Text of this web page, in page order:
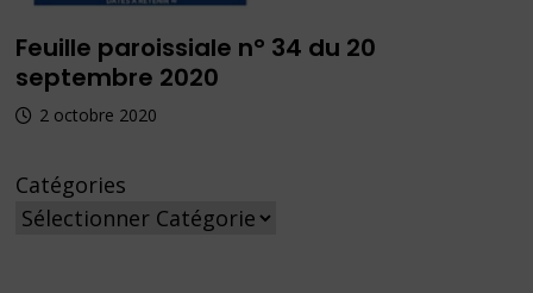
Feuille paroissiale n° 34 du 20
septembre 2020
2 octobre 2020
Catégories